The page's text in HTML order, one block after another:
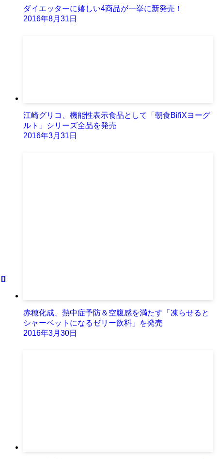
ダイエッターに嬉しい4商品が一挙に新発売！
2016年8月31日
江崎グリコ、機能性表示食品として「朝食BifiXヨーグ
ルト」シリーズ全品を発売
2016年3月31日
赤穂化成、熱中症予防＆空腹感を満たす「凍らせると
シャーベットになるゼリー飲料」を発売
2016年3月30日